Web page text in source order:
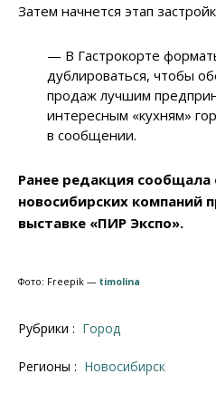
Затем начнется этап
— В Гастрокорте
дублироваться, чтобы
продаж лучшим
интересным «кухням»
в сообщении.
Ранее редакция сообщала
новосибирских компаний
выставке «ПИР Экспо».
Фото: Freepik — timolina
Рубрики : Город
Регионы : Новосибирск